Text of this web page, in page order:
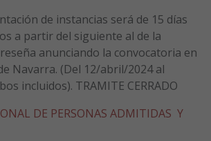
de instancias será de 15 días
a partir del siguiente al de la
anunciando la convocatoria en
Navarra. (Del 12/abril/2024 al
incluidos). TRAMITE CERRADO
DE PERSONAS ADMITIDAS Y